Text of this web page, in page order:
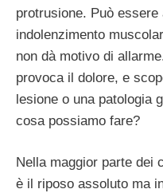
protrusione. Può
indolenzimento
non dà motivo di
provoca il dolore, e
lesione o una patologia
cosa possiamo fare?
Nella maggior parte dei
è il riposo assoluto ma